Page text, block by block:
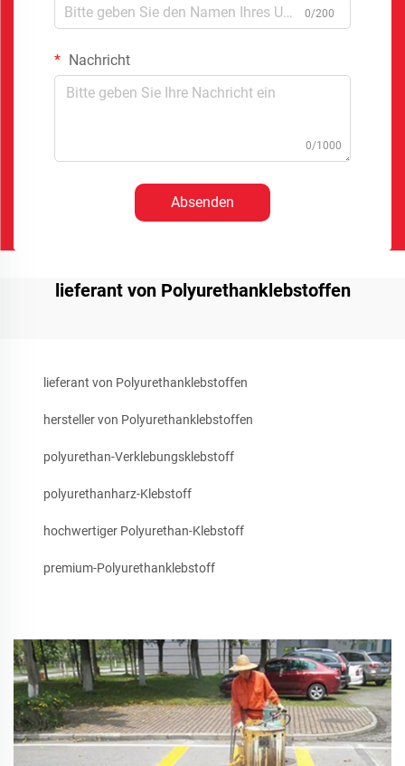
0/200
Nachricht
0/1000
Absenden
lieferant von Polyurethanklebstoffen
lieferant von Polyurethanklebstoffen
hersteller von Polyurethanklebstoffen
polyurethan-Verklebungsklebstoff
polyurethanharz-Klebstoff
hochwertiger Polyurethan-Klebstoff
premium-Polyurethanklebstoff